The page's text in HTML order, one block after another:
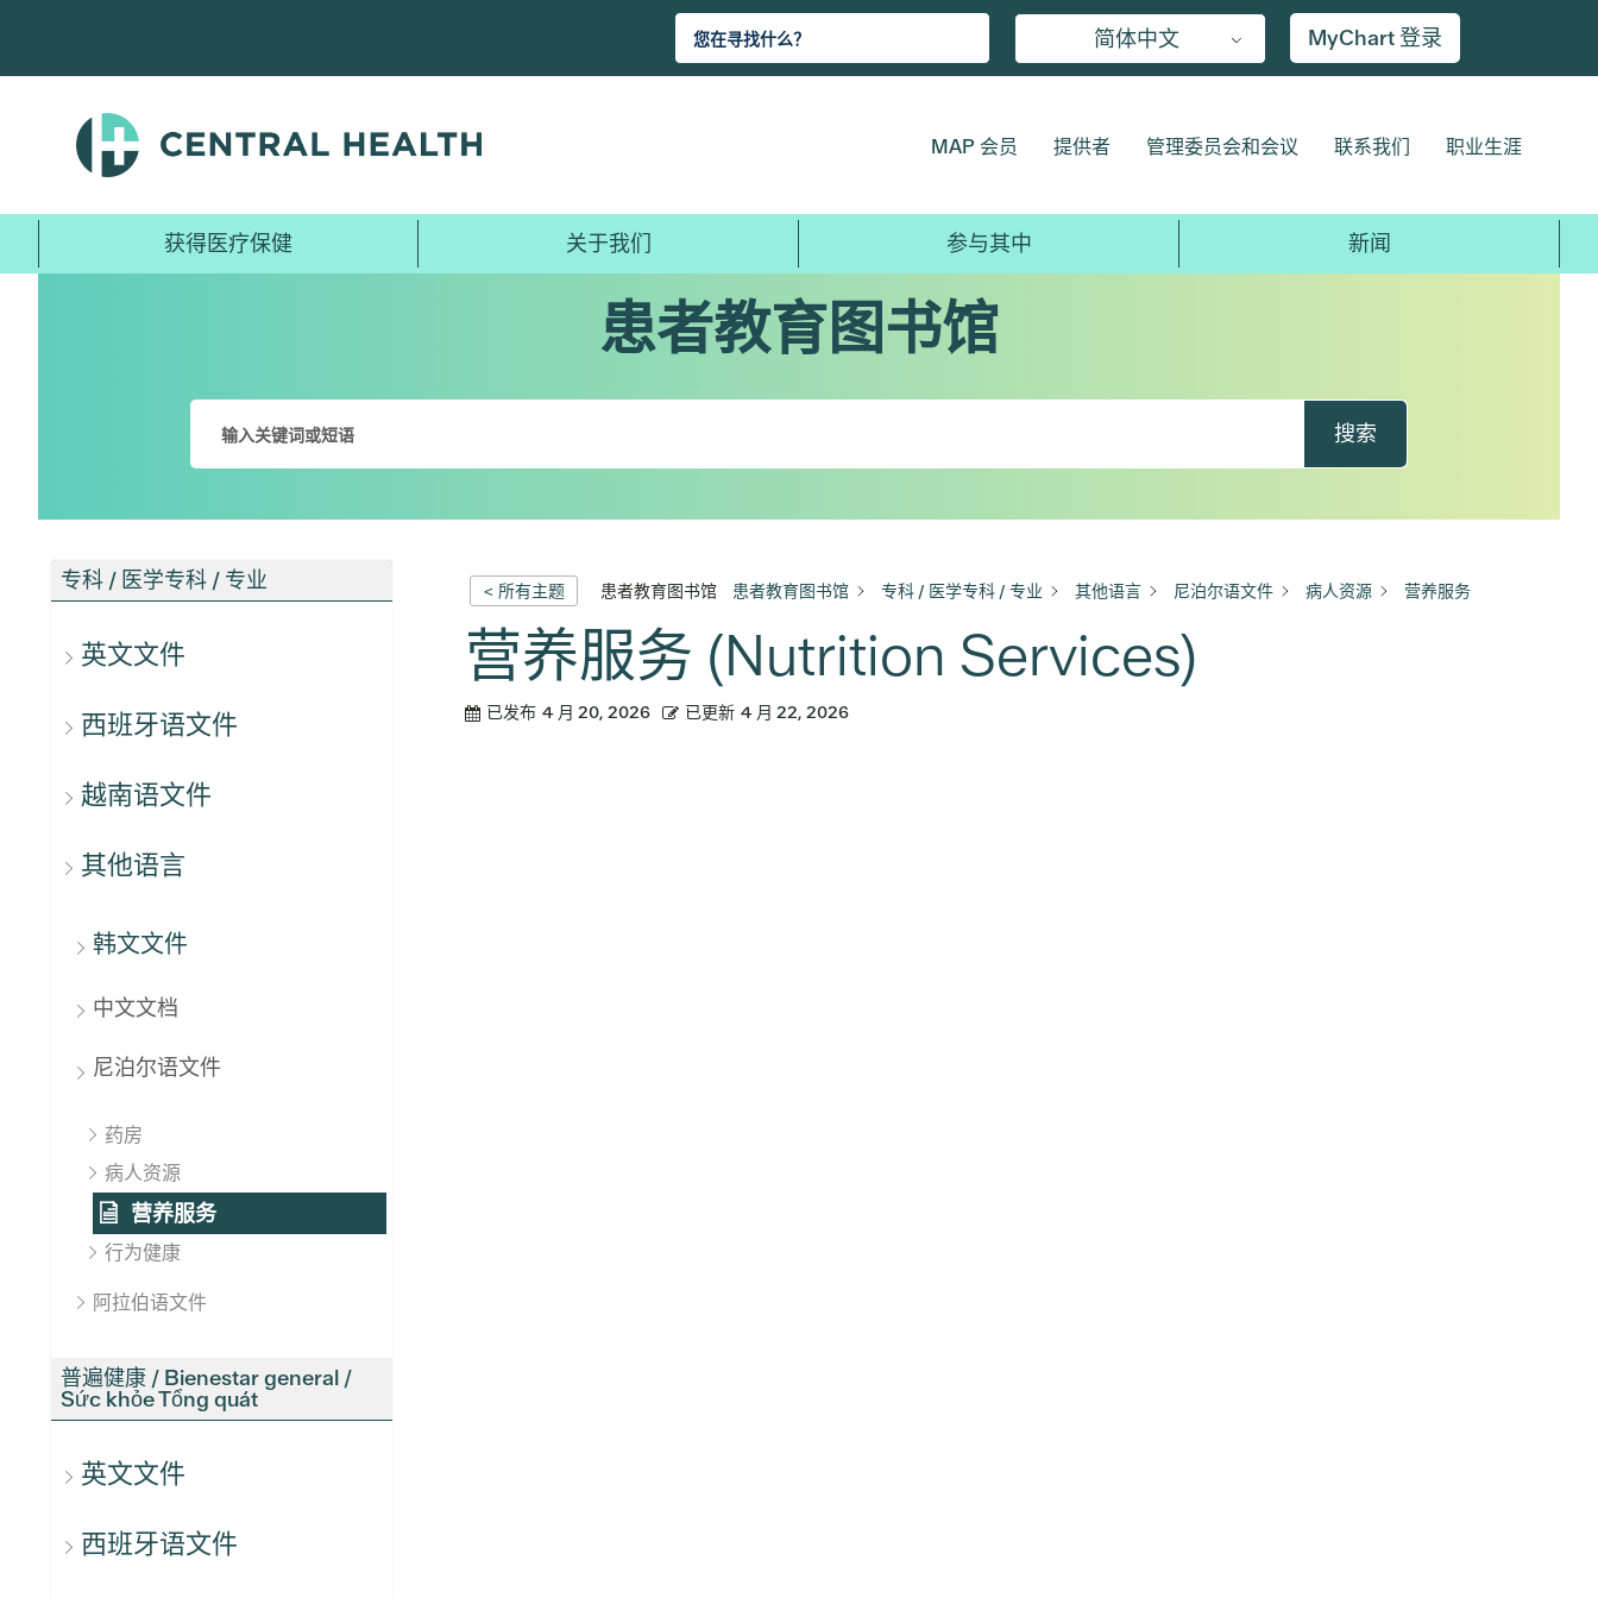
主
简体中文 MyChart 登录
MAP 会员 提供者 管理委员会和会议 联系我们 职业生涯
获得医疗保健 关于我们 参与其中 新闻
患者教育图书馆
搜索
专科 / 医学专科 / 专业
英文文件
西班牙语文件
越南语文件
其他语言
韩文文件
中文文档
尼泊尔语文件
药房
病人资源
营养服务
行为健康
阿拉伯语文件
普遍健康 / Bienestar general /
Sức khỏe Tổng quát
英文文件
西班牙语文件
< 所有主题 患者教育图书馆 患者教育图书馆 专科 / 医学专科 / 专业 其他语言 尼泊尔语文件 病人资源 营养服务
营养服务 (Nutrition Services)
已发布 4 月 20, 2026 已更新 4 月 22, 2026